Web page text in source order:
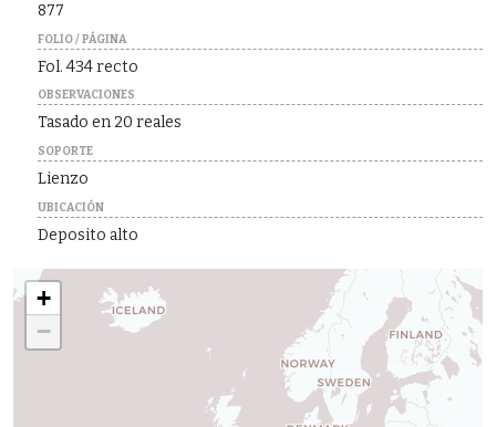
877
FOLIO / PÁGINA
Fol. 434 recto
OBSERVACIONES
Tasado en 20 reales
SOPORTE
Lienzo
UBICACIÓN
Deposito alto
+
−